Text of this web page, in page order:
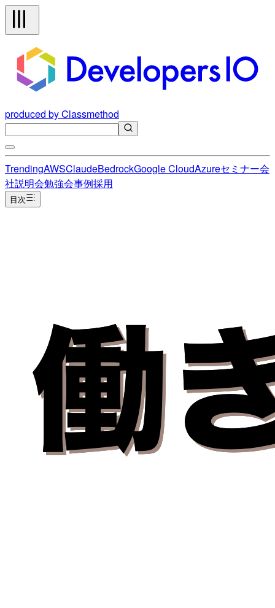
produced by Classmethod
TrendingAWSClaudeBedrockGoogle CloudAzureセミナー会
社説明会勉強会事例採用
目次